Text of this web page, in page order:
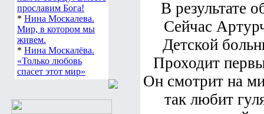
прославим Бога!
* Нина Москалева.
Мир, в котором мы
живем.
* Нина Москалёва.
«Только любовь
спасет этот мир»
В результате
Сейчас
Детской
Проходит
Он смотрит на
так любит